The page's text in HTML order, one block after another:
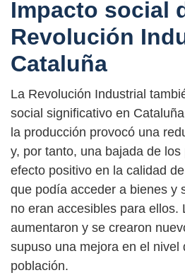
Impacto social
Revolución
Cataluña
La Revolución Industrial
social significativo en
la producción provocó una
y, por tanto, una bajada de
efecto positivo en la calidad
que podía acceder a bienes y
no eran accesibles para ellos.
aumentaron y se crearon
supuso una mejora en el nivel
población.